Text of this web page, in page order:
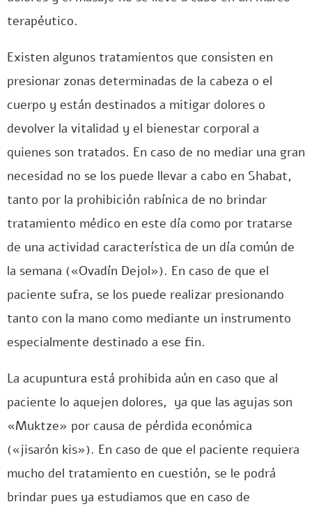
terapéutico.
Existen algunos tratamientos que consisten en
presionar zonas determinadas de la cabeza o el
cuerpo y están destinados a mitigar dolores o
devolver la vitalidad y el bienestar corporal a
quienes son tratados. En caso de no mediar una gran
necesidad no se los puede llevar a cabo en Shabat,
tanto por la prohibición rabínica de no brindar
tratamiento médico en este día como por tratarse
de una actividad característica de un día común de
la semana («Ovadín Dejol»). En caso de que el
paciente sufra, se los puede realizar presionando
tanto con la mano como mediante un instrumento
especialmente destinado a ese fin.
La acupuntura está prohibida aún en caso que al
paciente lo aquejen dolores, ya que las agujas son
«Muktze» por causa de pérdida económica
(«jisarón kis»). En caso de que el paciente requiera
mucho del tratamiento en cuestión, se le podrá
brindar pues ya estudiamos que en caso de